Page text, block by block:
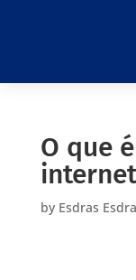
O que
by Esdras